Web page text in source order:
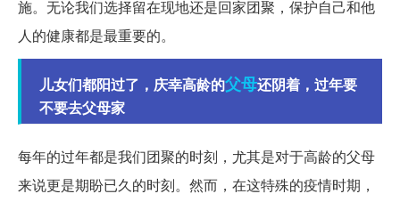
施。无论我们选择留在现地还是回家团聚，保护自己和他
人的健康都是最重要的。
儿女们都阳过了，庆幸高龄的父母还阴着，过年要
不要去父母家
每年的过年都是我们团聚的时刻，尤其是对于高龄的父母
来说更是期盼已久的时刻。然而，在这特殊的疫情时期，